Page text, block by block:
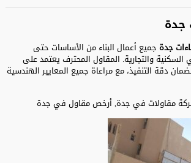
جدة
جدة جميع أعمال البناء من الأساسات حتى
السكنية والتجارية. المقاول المحترف يعتمد على
دقة التنفيذ، مع مراعاة جميع المعايير الهندسية
مقاولات في جدة, أرخص مقاول في جدة